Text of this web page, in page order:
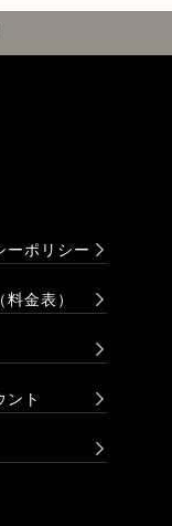
ーポリシー
料金表）
ント